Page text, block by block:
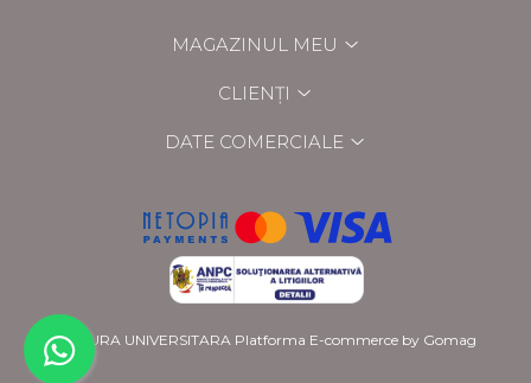
MAGAZINUL MEU
CLIENȚI
DATE COMERCIALE
EDITURA UNIVERSITARA Platforma E-commerce by Gomag